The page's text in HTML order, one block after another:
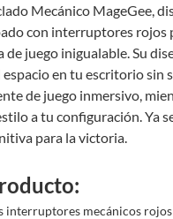
adicional el producto
y sin uso.
recibes el producto para
si cambias de opinión:
ciertas categorías no se
medicamentos,
y máquinas deportivas.
retracto y nuestra
co/page/legales-
Mecánico MageGee,
con interruptores
juego inigualable. Su
en tu escritorio
de juego inmersivo,
a tu configuración. Ya
para la victoria.
interruptores mecánicos